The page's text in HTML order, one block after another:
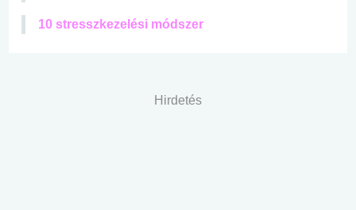
10 stresszkezelési módszer
Hirdetés